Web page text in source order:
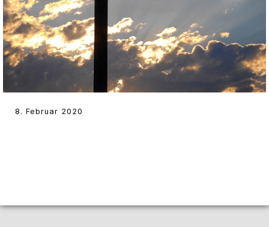
8. Februar 2020